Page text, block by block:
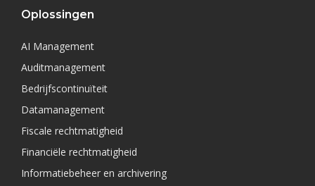
Oplossingen
AI Management
Auditmanagement
Bedrijfscontinuïteit
Datamanagement
Fiscale rechtmatigheid
Financiële rechtmatigheid
Informatiebeheer en archivering